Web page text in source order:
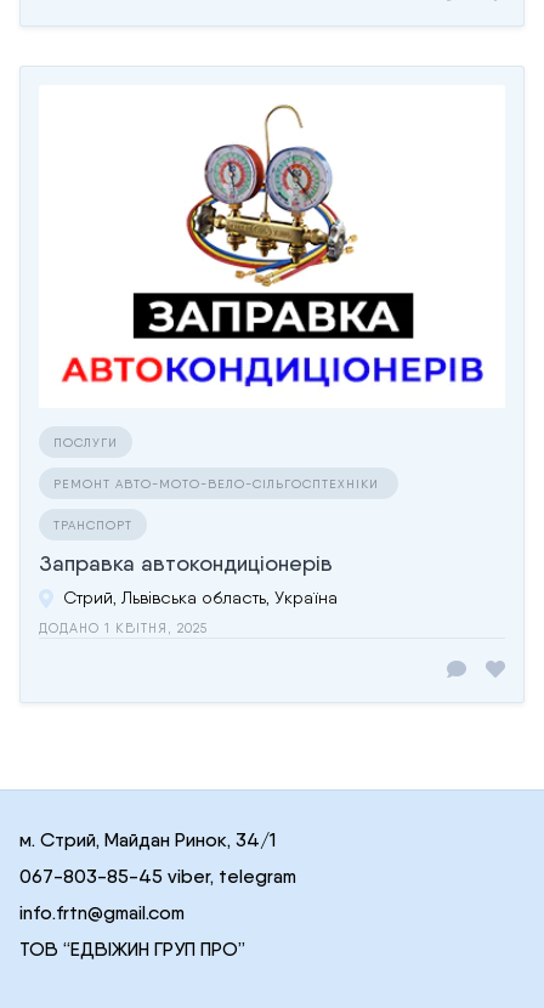
ПОСЛУГИ
РЕМОНТ АВТО-МОТО-ВЕЛО-СІЛЬГОСПТЕХНІКИ
ТРАНСПОРТ
Заправка автокондиціонерів
Стрий, Львівська область, Україна
ДОДАНО 1 КВІТНЯ, 2025
м. Стрий, Майдан Ринок, 34/1
067-803-85-45 viber, telegram
info.frtn@gmail.com
ТОВ “ЕДВІЖИН ГРУП ПРО”